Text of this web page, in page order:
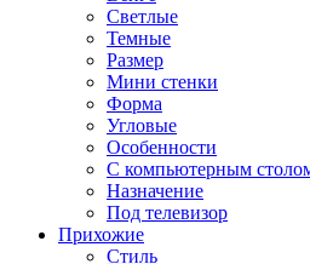
Светлые
Темные
Размер
Мини стенки
Форма
Угловые
Особенности
С компьютерным
Назначение
Под телевизор
Прихожие
Стиль